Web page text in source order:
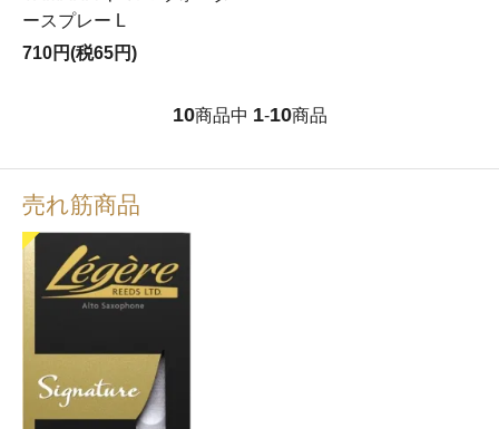
ースプレー L
710円(税65円)
10商品中 1-10商品
売れ筋商品